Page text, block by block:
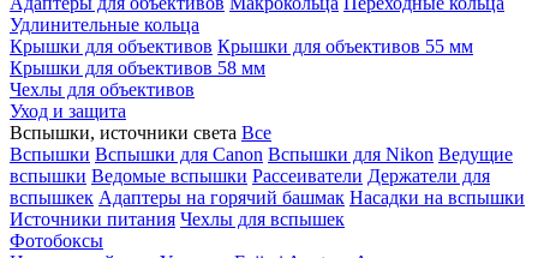
Удлинительные кольца
Крышки для объективов Крышки для объективов 55 мм
Крышки для объективов 58 мм
Чехлы для объективов
Уход и защита
Вспышки, источники света Все
Вспышки Вспышки для Canon Вспышки для Nikon Ведущие
вспышки Ведомые вспышки Рассеиватели Держатели для
вспышкек Адаптеры на горячий башмак Насадки на вспышки
Источники питания Чехлы для вспышек
Фотобоксы